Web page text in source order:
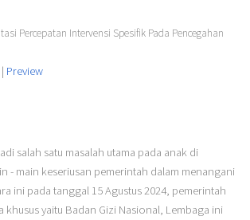
Percepatan Intervensi Spesifik Pada Pencegahan
| Preview
salah satu masalah utama pada anak di
- main keseriusan pemerintah dalam menangani
ini pada tanggal 15 Agustus 2024, pemerintah
khusus yaitu Badan Gizi Nasional, Lembaga ini